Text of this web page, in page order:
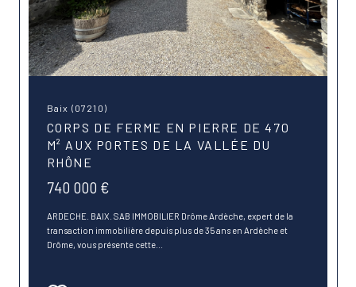
Baix (07210)
CORPS DE FERME EN PIERRE DE 470
M² AUX PORTES DE LA VALLÉE DU
RHÔNE
740 000 €
ARDECHE. BAIX. SAB IMMOBILIER Drôme Ardèche, expert de la
transaction immobilière depuis plus de 35 ans en Ardèche et
Drôme, vous présente cette...